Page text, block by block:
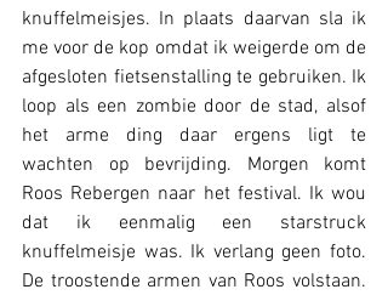
knuffelmeisjes. In plaats daarvan sla ik
me voor de kop omdat ik weigerde om de
afgesloten fietsenstalling te gebruiken. Ik
loop als een zombie door de stad, alsof
het arme ding daar ergens ligt te
wachten op bevrijding. Morgen komt
Roos Rebergen naar het festival. Ik wou
dat ik eenmalig een starstruck
knuffelmeisje was. Ik verlang geen foto.
De troostende armen van Roos volstaan.